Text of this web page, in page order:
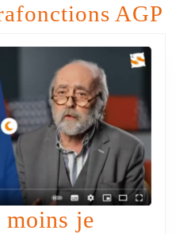
AGP
je